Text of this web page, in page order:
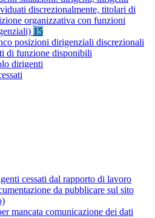
discrezionalmente, titolari di
organizzativa con funzioni
15
posizioni dirigenziali discrezionali
di funzione disponibili
dirigenti
cessati dal rapporto di lavoro
da pubblicare sul sito
mancata comunicazione dei dati